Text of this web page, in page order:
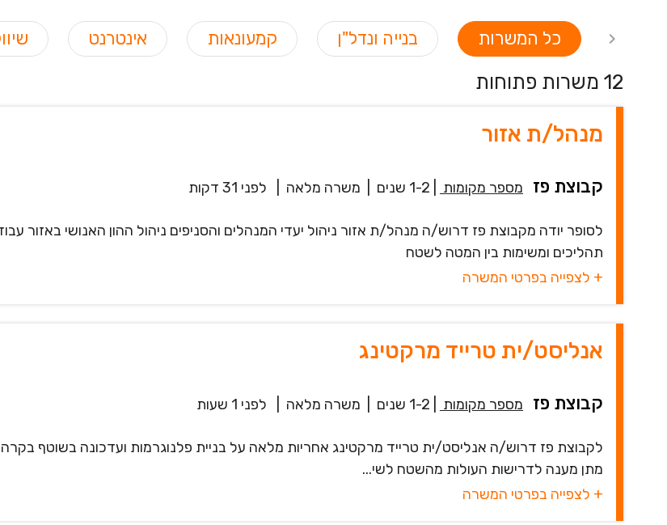
אינטרנט קמעונאות בנייה ונדל"ן כל המשרות
12 משרות פתוחות
מנהל/ת אזור
קבוצת פז מספר מקומות 1-2 שנים משרה מלאה לפני 31 דקות
לסופר יודה מקבוצת פז דרוש/ה מנהל/ת אזור ניהול יעדי המנהלים והסניפים ניהול ההון האנושי באזור
תהליכים ומשימות בין המטה לשטח
+ לצפייה בפרטי המשרה
אנליסט/ית טרייד מרקטינג
קבוצת פז מספר מקומות 1-2 שנים משרה מלאה לפני 1 שעות
לקבוצת פז דרוש/ה אנליסט/ית טרייד מרקטינג אחריות מלאה על בניית פלנוגרמות ועדכונה בשוטף
מתן מענה לדרישות העולות מהשטח לשי...
+ לצפייה בפרטי המשרה